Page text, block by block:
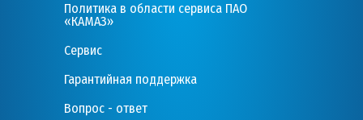
Политика в области сервиса ПАО
«КАМАЗ»
Сервис
Гарантийная поддержка
Вопрос - ответ